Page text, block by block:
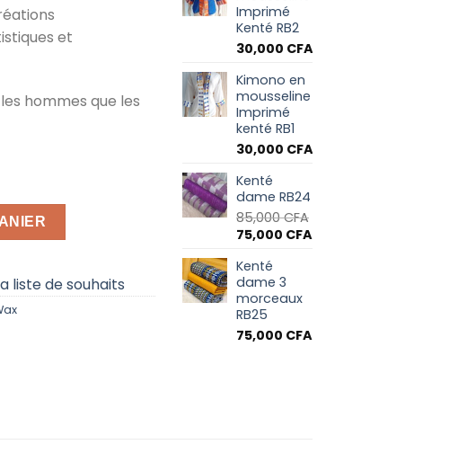
et
hommes que les
3 morceaux
liste de souhaits
Imprimé
Kenté RB2
30,000 CFA
Kimono en
mousseline
Imprimé
kenté RB1
30,000 CFA
Kenté
dame RB24
85,000CFA
Le
initial
était :
85,000 CFA.
75,000 CFA
Kenté
dame 3
morceaux
RB25
75,000 CFA